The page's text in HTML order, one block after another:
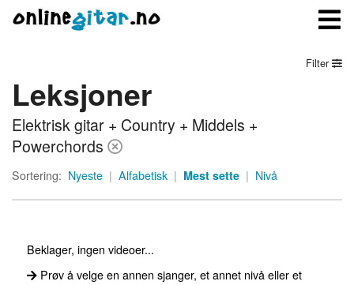
Meny
Logg inn
Bli medlem
Om onlinegitar.no
Filter
Leksjoner
Elektrisk gitar + Country + Middels +
Powerchords
Sortering: Nyeste | Alfabetisk | Mest sette | Nivå
Beklager, ingen videoer...
Prøv å velge en annen sjanger, et annet nivå eller et